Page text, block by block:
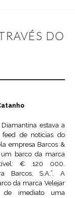
DO
estava a
de notícias do
empresa Barcos &
um barco da marca
€ 120 000.
Barcos, S.A.”. A
da marca Velejar
de imediato uma